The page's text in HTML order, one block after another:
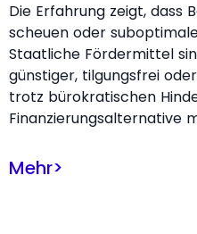
Die Erfahrung zeigt, dass
scheuen oder
Staatliche Fördermittel
günstiger, tilgungsfrei
trotz bürokratischen
Finanzierungsalternative
Mehr>